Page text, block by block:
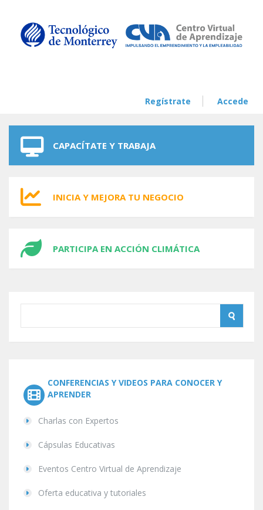
Regístrate Accede
CAPACÍTATE Y TRABAJA
INICIA Y MEJORA TU NEGOCIO
PARTICIPA EN ACCIÓN CLIMÁTICA
CONFERENCIAS Y VIDEOS PARA CONOCER Y
APRENDER
Charlas con Expertos
Cápsulas Educativas
Eventos Centro Virtual de Aprendizaje
Oferta educativa y tutoriales